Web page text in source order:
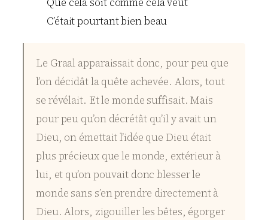
C’était pourtant bien beau
Le Graal apparaissait donc, pour peu que
l’on décidât la quête achevée. Alors, tout
se révélait. Et le monde suffisait. Mais
pour peu qu’on décrétât qu’il y avait un
Dieu, on émettait l’idée que Dieu était
plus précieux que le monde, extérieur à
lui, et qu’on pouvait donc blesser le
monde sans s’en prendre directement à
Dieu. Alors, zigouiller les bêtes, égorger